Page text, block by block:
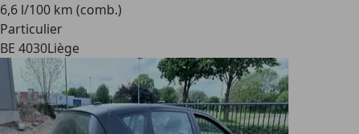
6,6 l/100 km (comb.)
Particulier
BE 4030Liège